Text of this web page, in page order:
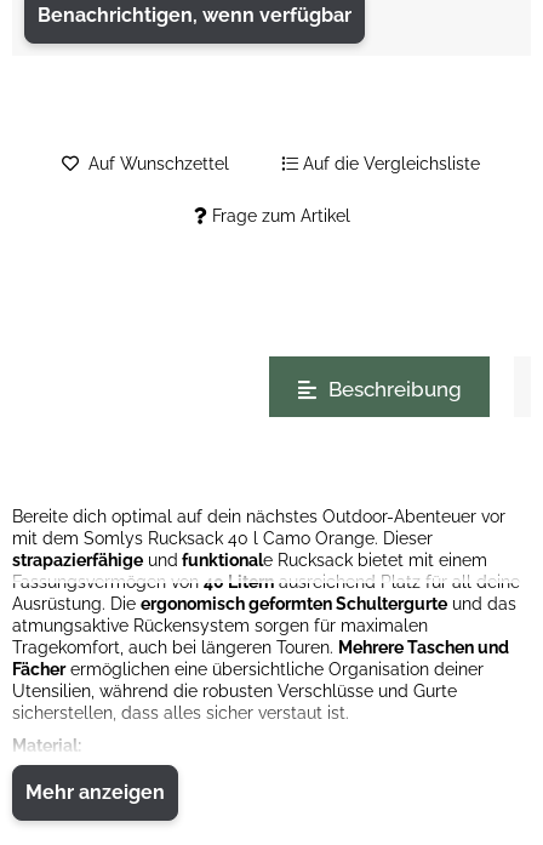
Benachrichtigen, wenn verfügbar
Frage zum Artikel
Auf Wunschzettel Auf die Vergleichsliste
Beschreibung
Bereite dich optimal auf dein nächstes Outdoor-Abenteuer vor
mit dem Somlys Rucksack 40 l Camo Orange. Dieser
strapazierfähige und funktionale Rucksack bietet mit einem
Fassungsvermögen von 40 Litern ausreichend Platz für all deine
Ausrüstung. Die ergonomisch geformten Schultergurte und das
atmungsaktive Rückensystem sorgen für maximalen
Tragekomfort, auch bei längeren Touren. Mehrere Taschen und
Fächerermöglichen eine übersichtliche Organisation deiner
Utensilien, während die robusten Verschlüsse und Gurte
sicherstellen, dass alles sicher verstaut ist.
Material:
100% Polyester
Mehr anzeigen